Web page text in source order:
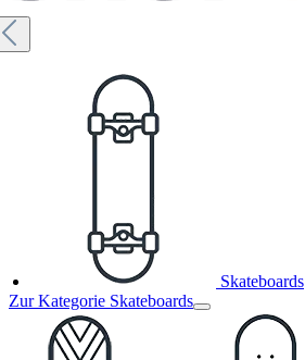
Skateboards
Zur Kategorie Skateboards